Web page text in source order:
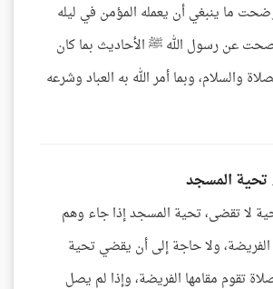
ما ينبغي أن يعمله المؤمن في ليله
صحت عن رسول الله ﷺ الأحاديث بما كان
والسلام، وبما أمر الله به العباد وشرعه
المسجد
لا تقضى، تحية المسجد إذا جاء وهم
ولا حاجة إلى أن يقضي تحية
تقوم مقامها الفريضة، وإذا لم يصل